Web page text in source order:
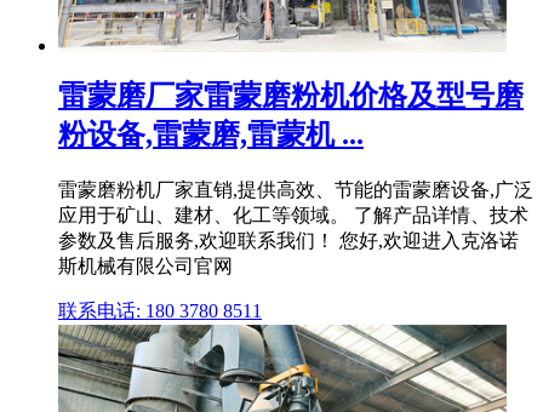
雷蒙磨厂家雷蒙磨粉机价格及型号磨
粉设备,雷蒙磨,雷蒙机 ...
雷蒙磨粉机厂家直销,提供高效、节能的雷蒙磨设备,广泛
应用于矿山、建材、化工等领域。 了解产品详情、技术
参数及售后服务,欢迎联系我们！ 您好,欢迎进入克洛诺
斯机械有限公司官网
联系电话: 180 3780 8511